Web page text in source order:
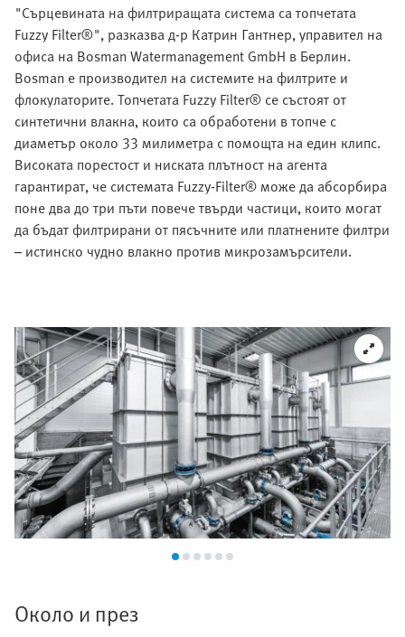
"Сърцевината на филтриращата система са топчетата
Fuzzy Filter®", разказва д-р Катрин Гантнер, управител на
офиса на Bosman Watermanagement GmbH в Берлин.
Bosman е производител на системите на филтрите и
флокулаторите. Топчетата Fuzzy Filter® се състоят от
синтетични влакна, които са обработени в топче с
диаметър около 33 милиметра с помощта на един клипс.
Високата порестост и ниската плътност на агента
гарантират, че системата Fuzzy-Filter® може да абсорбира
поне два до три пъти повече твърди частици, които могат
да бъдат филтрирани от пясъчните или платнените филтри
– истинско чудно влакно против микрозамърсители.
Около и през